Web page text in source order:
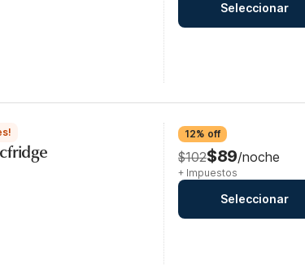
Seleccionar
12% off
$102$89/noche
+ Impuestos
Seleccionar